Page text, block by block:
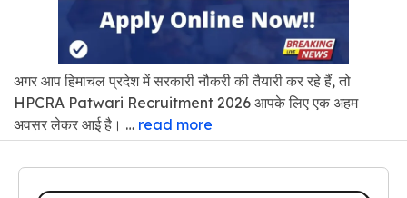
अगर आप हिमाचल प्रदेश में सरकारी नौकरी की तैयारी कर रहे हैं, तो
HPCRA Patwari Recruitment 2026 आपके लिए एक अहम
अवसर लेकर आई है। … read more